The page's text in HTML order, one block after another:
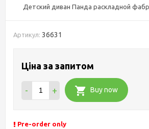
Детский диван Панда раскладной
Артикул: 36631
Ціна за запитом
- + Buy now
Pre-order only